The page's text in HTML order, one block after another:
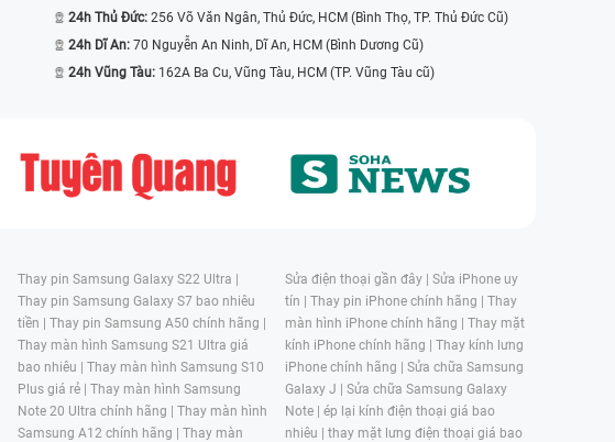
24h Thủ Đức: 256 Võ Văn Ngân, Thủ Đức, HCM (Bình Thọ, TP. Thủ Đức Cũ)
24h Dĩ An: 70 Nguyễn An Ninh, Dĩ An, HCM (Bình Dương Cũ)
24h Vũng Tàu: 162A Ba Cu, Vũng Tàu, HCM (TP. Vũng Tàu cũ)
Thay pin Samsung Galaxy S22 Ultra |
Thay pin Samsung Galaxy S7 bao nhiêu
tiền | Thay pin Samsung A50 chính hãng |
Thay màn hình Samsung S21 Ultra giá
bao nhiêu | Thay màn hình Samsung S10
Plus giá rẻ | Thay màn hình Samsung
Note 20 Ultra chính hãng | Thay màn hình
Samsung A12 chính hãng | Thay màn
Sửa điện thoại gần đây | Sửa iPhone uy
tín | Thay pin iPhone chính hãng | Thay
màn hình iPhone chính hãng | Thay mặt
kính iPhone chính hãng | Thay kính lưng
iPhone chính hãng | Sửa chữa Samsung
Galaxy J | Sửa chữa Samsung Galaxy
Note | ép lại kính điện thoại giá bao
nhiêu | thay mặt lưng điện thoại giá bao